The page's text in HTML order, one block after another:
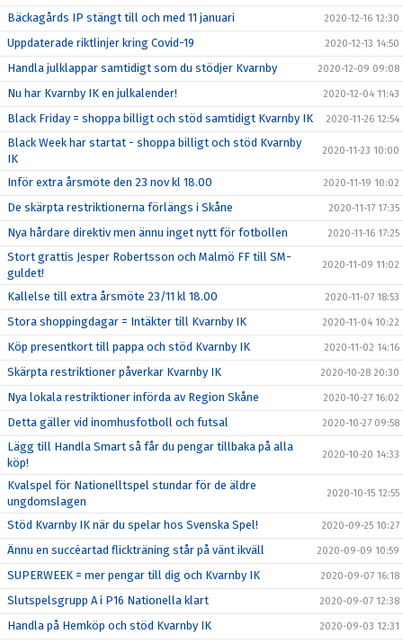
Bäckagårds IP stängt till och med 11 januari 2020-12-16 12:30
Uppdaterade riktlinjer kring Covid-19 2020-12-13 14:50
Handla julklappar samtidigt som du stödjer Kvarnby 2020-12-09 09:08
Nu har Kvarnby IK en julkalender! 2020-12-04 11:43
Black Friday = shoppa billigt och stöd samtidigt Kvarnby IK 2020-11-26 12:54
Black Week har startat - shoppa billigt och stöd Kvarnby
IK
2020-11-23 10:00
Inför extra årsmöte den 23 nov kl 18.00 2020-11-19 10:02
De skärpta restriktionerna förlängs i Skåne 2020-11-17 17:35
Nya hårdare direktiv men ännu inget nytt för fotbollen 2020-11-16 17:25
Stort grattis Jesper Robertsson och Malmö FF till SM-
guldet!
2020-11-09 11:02
Kallelse till extra årsmöte 23/11 kl 18.00 2020-11-07 18:53
Stora shoppingdagar = Intäkter till Kvarnby IK 2020-11-04 10:22
Köp presentkort till pappa och stöd Kvarnby IK 2020-11-02 14:16
Skärpta restriktioner påverkar Kvarnby IK 2020-10-28 20:30
Nya lokala restriktioner införda av Region Skåne 2020-10-27 16:02
Detta gäller vid inomhusfotboll och futsal 2020-10-27 09:58
Lägg till Handla Smart så får du pengar tillbaka på alla
köp!
2020-10-20 14:33
Kvalspel för Nationelltspel stundar för de äldre
ungdomslagen
2020-10-15 12:55
Stöd Kvarnby IK när du spelar hos Svenska Spel! 2020-09-25 10:27
Ännu en succéartad flickträning står på vänt ikväll 2020-09-09 10:59
SUPERWEEK = mer pengar till dig och Kvarnby IK 2020-09-07 16:18
Slutspelsgrupp A i P16 Nationella klart 2020-09-07 12:38
Handla på Hemköp och stöd Kvarnby IK 2020-09-03 12:31